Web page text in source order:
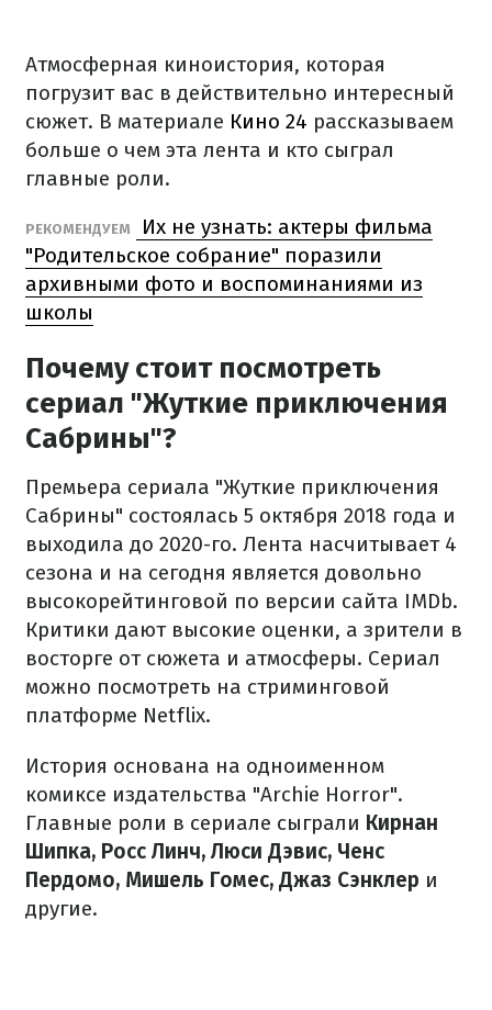
Атмосферная киноистория, которая
погрузит вас в действительно интересный
сюжет. В материале Кино 24 рассказываем
больше о чем эта лента и кто сыграл
главные роли.
РЕКОМЕНДУЕМ
Их не узнать: актеры фильма
"Родительское собрание" поразили
архивными фото и воспоминаниями из
школы
Почему стоит посмотреть
сериал "Жуткие приключения
Сабрины"?
Премьера сериала "Жуткие приключения
Сабрины" состоялась 5 октября 2018 года и
выходила до 2020-го. Лента насчитывает 4
сезона и на сегодня является довольно
высокорейтинговой по версии сайта IMDb.
Критики дают высокие оценки, а зрители в
восторге от сюжета и атмосферы. Сериал
можно посмотреть на стриминговой
платформе Netflix.
История основана на одноименном
комиксе издательства "Archie Horror".
Главные роли в сериале сыграли Кирнан
Шипка, Росс Линч, Люси Дэвис, Ченс
Пердомо, Мишель Гомес, Джаз Сэнклер и
другие.